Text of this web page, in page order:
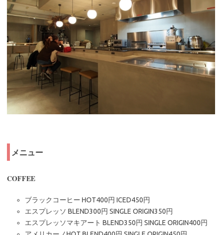
メニュー
COFFEE
ブラックコーヒー HOT400円 ICED450円
エスプレッソ BLEND300円 SINGLE ORIGIN350円
エスプレッソマキアート BLEND350円 SINGLE ORIGIN400円